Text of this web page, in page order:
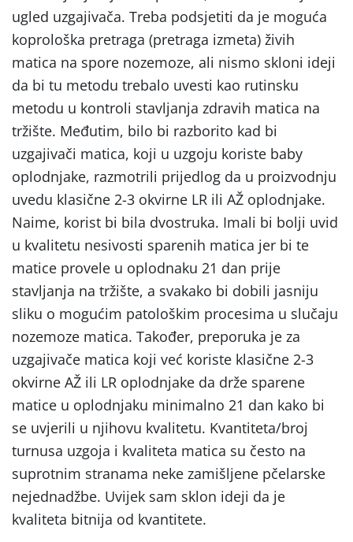
ugled uzgajivača. Treba podsjetiti da je moguća
koprološka pretraga (pretraga izmeta) živih
matica na spore nozemoze, ali nismo skloni ideji
da bi tu metodu trebalo uvesti kao rutinsku
metodu u kontroli stavljanja zdravih matica na
tržište. Međutim, bilo bi razborito kad bi
uzgajivači matica, koji u uzgoju koriste baby
oplodnjake, razmotrili prijedlog da u proizvodnju
uvedu klasične 2-3 okvirne LR ili AŽ oplodnjake.
Naime, korist bi bila dvostruka. Imali bi bolji uvid
u kvalitetu nesivosti sparenih matica jer bi te
matice provele u oplodnaku 21 dan prije
stavljanja na tržište, a svakako bi dobili jasniju
sliku o mogućim patološkim procesima u slučaju
nozemoze matica. Također, preporuka je za
uzgajivače matica koji već koriste klasične 2-3
okvirne AŽ ili LR oplodnjake da drže sparene
matice u oplodnjaku minimalno 21 dan kako bi
se uvjerili u njihovu kvalitetu. Kvantiteta/broj
turnusa uzgoja i kvaliteta matica su često na
suprotnim stranama neke zamišljene pčelarske
nejednadžbe. Uvijek sam sklon ideji da je
kvaliteta bitnija od kvantitete.